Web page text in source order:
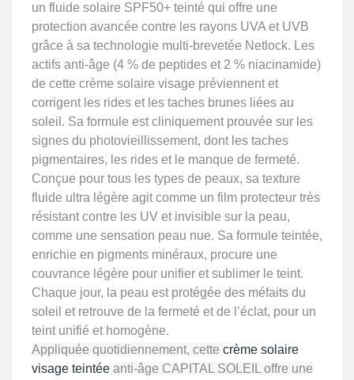
un fluide solaire SPF50+ teinté qui offre une
protection avancée contre les rayons UVA et UVB
grâce à sa technologie multi-brevetée Netlock. Les
actifs anti-âge (4 % de peptides et 2 % niacinamide)
de cette crème solaire visage préviennent et
corrigent les rides et les taches brunes liées au
soleil. Sa formule est cliniquement prouvée sur les
signes du photovieillissement, dont les taches
pigmentaires, les rides et le manque de fermeté.
Conçue pour tous les types de peaux, sa texture
fluide ultra légère agit comme un film protecteur très
résistant contre les UV et invisible sur la peau,
comme une sensation peau nue. Sa formule teintée,
enrichie en pigments minéraux, procure une
couvrance légère pour unifier et sublimer le teint.
Chaque jour, la peau est protégée des méfaits du
soleil et retrouve de la fermeté et de l’éclat, pour un
teint unifié et homogène.
Appliquée quotidiennement, cette crème solaire
visage teintée anti-âge CAPITAL SOLEIL offre une